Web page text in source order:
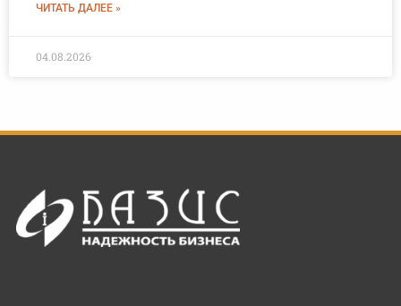
ЧИТАТЬ ДАЛЕЕ »
04.08.2026